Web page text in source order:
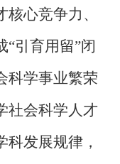
心竞争力、
“引育用留”闭
科学事业繁荣
社会科学人才
发展规律，